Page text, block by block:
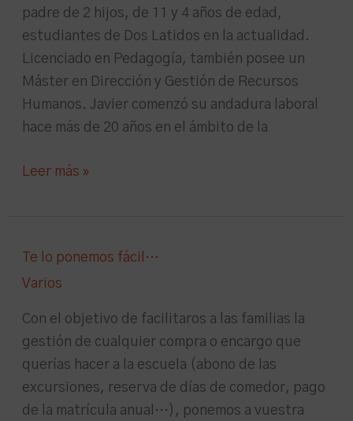
padre de 2 hijos, de 11 y 4 años de edad,
estudiantes de Dos Latidos en la actualidad.
Licenciado en Pedagogía, también posee un
Máster en Dirección y Gestión de Recursos
Humanos. Javier comenzó su andadura laboral
hace más de 20 años en el ámbito de la
Leer más »
Te lo ponemos fácil…
Varios
Con el objetivo de facilitaros a las familias la
gestión de cualquier compra o encargo que
querías hacer a la escuela (abono de las
excursiones, reserva de días de comedor, pago
de la matrícula anual…), ponemos a vuestra
Te
fácil…